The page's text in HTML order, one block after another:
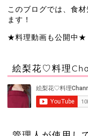
このブログでは、食
ます！
★料理動画も公開中★
絵梨花♡料理